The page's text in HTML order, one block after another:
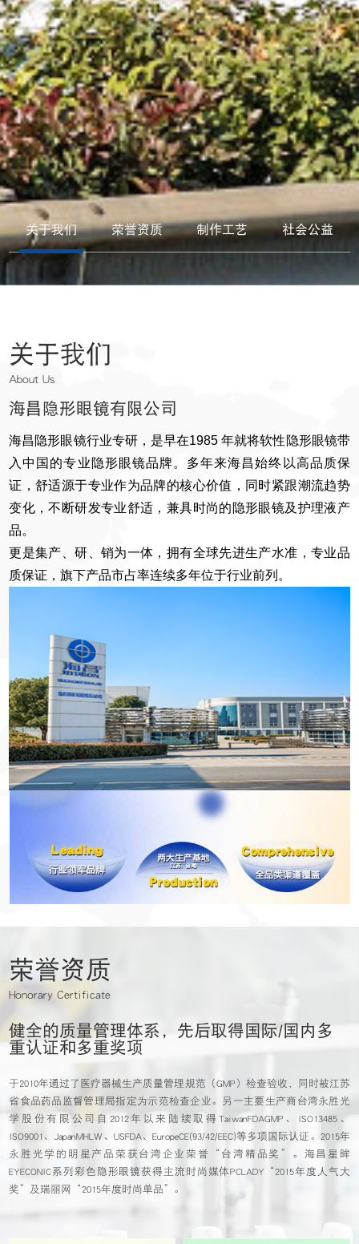
关于我们 荣誉资质 制作工艺 社会公益
关于我们
About Us
海昌隐形眼镜有限公司
海昌隐形眼镜行业专研，是早在1985 年就将软性隐形眼镜带
入中国的专业隐形眼镜品牌。多年来海昌始终以高品质保
证，舒适源于专业作为品牌的核心价值，同时紧跟潮流趋势
变化，不断研发专业舒适，兼具时尚的隐形眼镜及护理液产
品。
更是集产、研、销为一体，拥有全球先进生产水准，专业品
质保证，旗下产品市占率连续多年位于行业前列。
1位 2处 30年
荣誉资质
Honorary Certificate
健全的质量管理体系，先后取得国际/国内多
重认证和多重奖项
于2010年通过了医疗器械生产质量管理规范（GMP）检查验收，同时被江苏
省食品药品监督管理局指定为示范检查企业。另一主要生产商台湾永胜光
学股份有限公司自2012年以来陆续取得TaiwanFDAGMP、ISO13485、
ISO9001、JapanMHLW、USFDA、EuropeCE(93/42/EEC)等多项国际认证。2015年
永胜光学的明星产品荣获台湾企业荣誉“台湾精品奖”。海昌星眸
EYECONIC系列彩色隐形眼镜获得主流时尚媒体PCLADY“2015年度人气大
奖”及瑞丽网“2015年度时尚单品”。